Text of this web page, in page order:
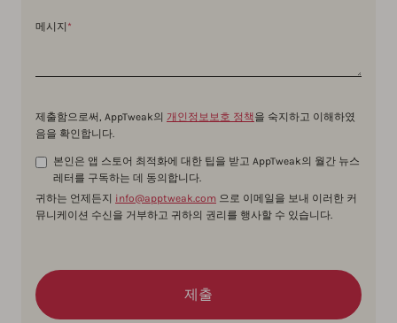
메시지 *
제출함으로써, AppTweak의 개인정보보호 정책 을 숙지하고 이해하였
음을 확인합니다.
본인은 앱 스토어 최적화에 대한 팁을 받고 AppTweak의 월간 뉴스
레터를 구독하는 데 동의합니다.
귀하는 언제든지 info@apptweak.com 으로 이메일을 보내 이러한 커
뮤니케이션 수신을 거부하고 귀하의 권리를 행사할 수 있습니다.